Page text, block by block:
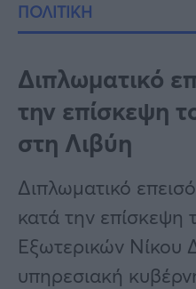
Οικονομία
Πολιτική
Τράπεζες
Επιδοτήσεις
ΕΣΠΑ
Κόσμος
Lifestyle
Αθλητικά
Υγεία
ΠΟΛΙΤΙΚΗ
Διπλωματικό
την επίσκεψη
στη Λιβύη
Διπλωματικό
κατά την επίσκεψη
Εξωτερικών Νίκου
υπηρεσιακή